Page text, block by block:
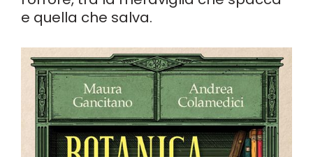
e quella che salva.